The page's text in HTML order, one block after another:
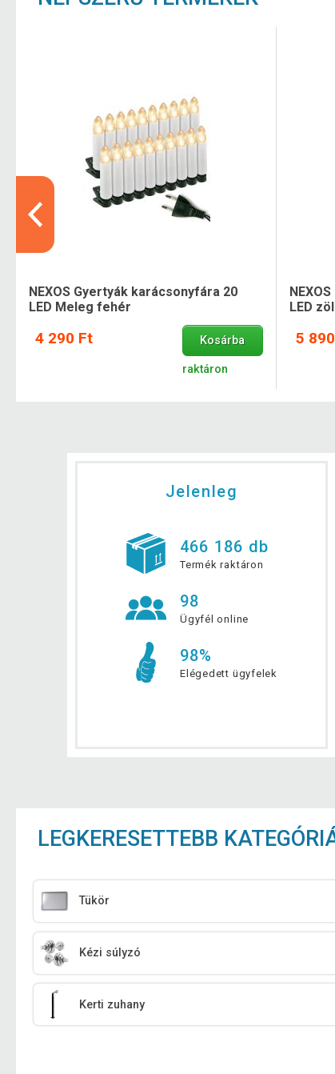
NEXOS Gyertyák karácsonyfára 20
LED Meleg fehér
4 290 Ft Kosárba
raktáron
LED
5
Jelenleg
466 186 db
Termék raktáron
98
Ügyfél online
98%
Elégedett ügyfelek
LEGKERESETTEBB
Tükör
Kézi súlyzó
Kerti zuhany